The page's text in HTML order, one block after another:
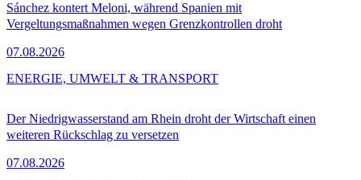
Sánchez kontert Meloni, während Spanien mit
Vergeltungsmaßnahmen wegen Grenzkontrollen droht
07.08.2026
Der Niedrigwasserstand am Rhein droht der Wirtschaft einen
weiteren Rückschlag zu versetzen
07.08.2026
ENERGIE, UMWELT & TRANSPORT